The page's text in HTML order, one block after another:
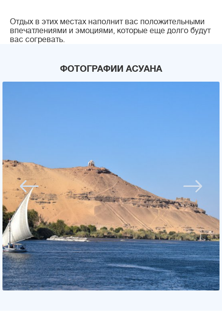
Отдых в этих местах наполнит вас положительными
впечатлениями и эмоциями, которые еще долго будут
вас согревать.
ФОТОГРАФИИ АСУАНА